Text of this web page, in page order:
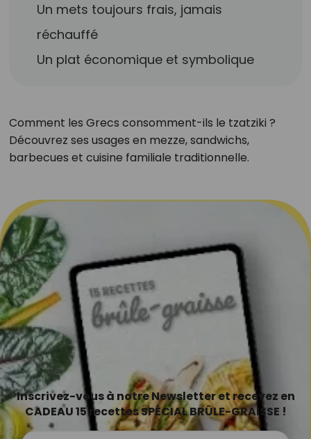
Un mets toujours frais, jamais
réchauffé
Un plat économique et symbolique
Comment les Grecs consomment-ils le tzatziki ?
Découvrez ses usages en mezze, sandwichs,
barbecues et cuisine familiale traditionnelle.
Inscrivez-vous à notre Newsletter et recevez en
CADEAU 15 recettes SPÉCIAL BRÛLE-GRAISSE !